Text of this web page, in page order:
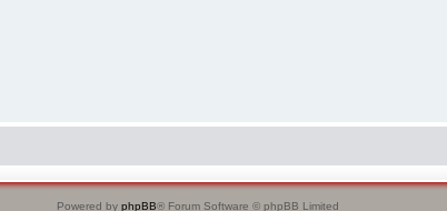
Powered by phpBB® Forum Software © phpBB Limited